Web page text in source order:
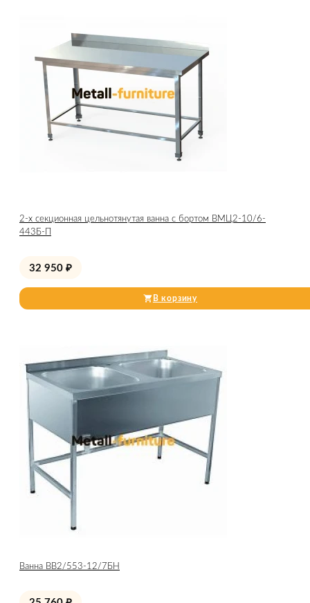
2-х секционная цельнотянутая ванна с бортом ВМЦ2-10/6-
443Б-П
32 950 ₽
В корзину
Ванна ВВ2/553-12/7БН